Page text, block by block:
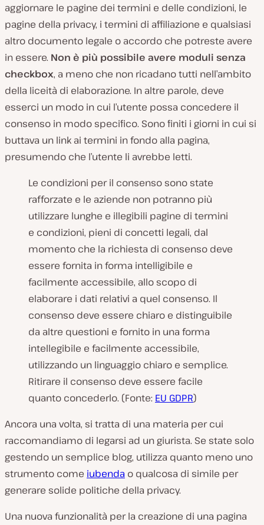
aggiornare le pagine dei termini e delle condizioni, le
pagine della privacy, i termini di affiliazione e qualsiasi
altro documento legale o accordo che potreste avere
in essere. Non è più possibile avere moduli senza
checkbox, a meno che non ricadano tutti nell’ambito
della liceità di elaborazione. In altre parole, deve
esserci un modo in cui l’utente possa concedere il
consenso in modo specifico. Sono finiti i giorni in cui si
buttava un link ai termini in fondo alla pagina,
presumendo che l’utente li avrebbe letti.
Le condizioni per il consenso sono state
rafforzate e le aziende non potranno più
utilizzare lunghe e illegibili pagine di termini
e condizioni, pieni di concetti legali, dal
momento che la richiesta di consenso deve
essere fornita in forma intelligibile e
facilmente accessibile, allo scopo di
elaborare i dati relativi a quel consenso. Il
consenso deve essere chiaro e distinguibile
da altre questioni e fornito in una forma
intellegibile e facilmente accessibile,
utilizzando un linguaggio chiaro e semplice.
Ritirare il consenso deve essere facile
quanto concederlo. (Fonte: EU GDPR)
Ancora una volta, si tratta di una materia per cui
raccomandiamo di legarsi ad un giurista. Se state solo
gestendo un semplice blog, utilizza quanto meno uno
strumento come iubenda o qualcosa di simile per
generare solide politiche della privacy.
Una nuova funzionalità per la creazione di una pagina